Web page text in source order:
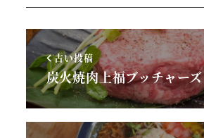
古い投稿
炭火焼肉上福ブッチャーズ